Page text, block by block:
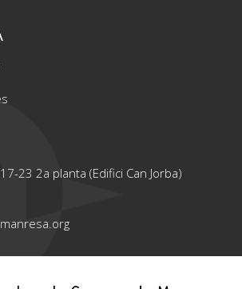
23 2a planta (Edifici Can Jorba)